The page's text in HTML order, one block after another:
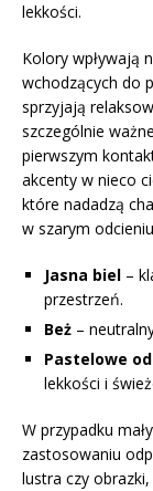
lekkości.
Kolory wpływają
wchodzących do
sprzyjają
szczególnie
pierwszym
akcenty w nieco
które nadadzą
w szarym
Jasna biel –
przestrzeń.
Beż –
Pastelowe
lekkości i
W przypadku
zastosowaniu
lustra czy